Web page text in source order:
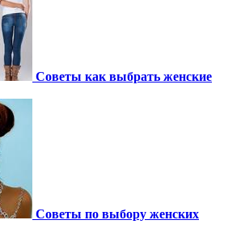
Советы как выбрать женские
Советы по выбору женских